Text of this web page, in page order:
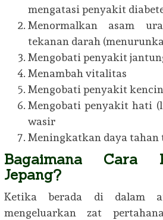
mengatasi penyakit
Menormalkan asam
tekanan darah
Mengobati penyakit
Menambah vitalitas
Mengobati penyakit
Mengobati penyakit hati
wasir
Meningkatkan daya tahan
Bagaimana Cara
Jepang?
Ketika berada di dalam
mengeluarkan zat